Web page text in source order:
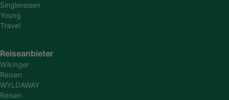
Singlereisen
Young
Travel
Reiseanbieter
Wikinger
Reisen
WYLDAWAY
Reisen